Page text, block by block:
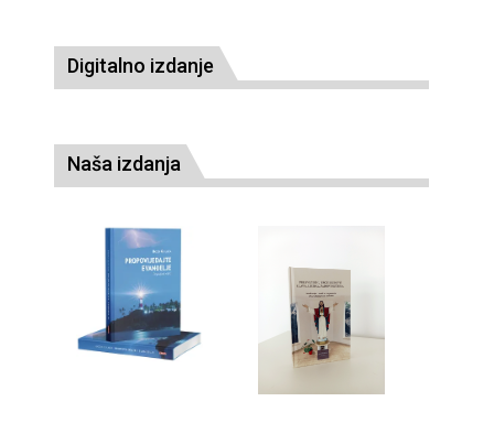
Digitalno izdanje
Naša izdanja